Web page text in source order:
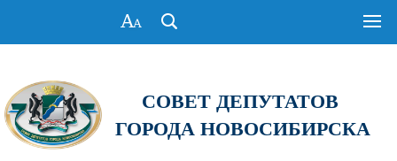
СОВЕТ ДЕПУТАТОВ
ГОРОДА НОВОСИБИРСКА